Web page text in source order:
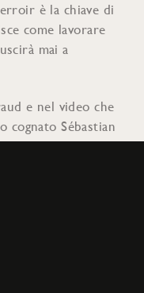
è la chiave di
come lavorare
mai a
e nel video che
cognato Sébastian
Henri Giraud e di